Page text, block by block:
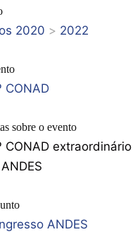
2020 > 2022
CONAD
sobre o evento
CONAD extraordinário
ANDES